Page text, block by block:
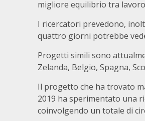
migliore equilibrio tra
I ricercatori prevedono,
quattro giorni potrebbe
Progetti simili sono
Zelanda, Belgio, Spagna,
Il progetto che ha trovato
2019 ha sperimentato una
coinvolgendo un totale di